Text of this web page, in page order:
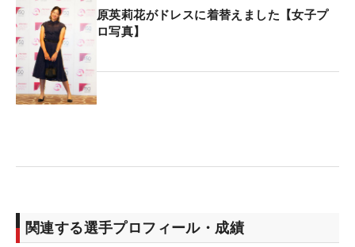
原英莉花がドレスに着替えました【女子プ
ロ写真】
関連する選手プロフィール・成績